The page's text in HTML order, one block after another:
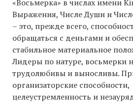
«Восьмерка» в числах имени
Выражения, Числе Души и
– это, прежде всего,
обращаться с деньгами и
стабильное материальное
Лидеры по натуре, восьмерки
трудолюбивы и выносливы.
организаторские способности,
целеустремленность и